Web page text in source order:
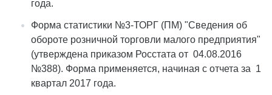
года.
Форма статистики №3-ТОРГ (ПМ) "Сведения об
обороте розничной торговли малого предприятия"
(утверждена приказом Росстата от 04.08.2016
№388). Форма применяется, начиная с отчета за 1
квартал 2017 года.